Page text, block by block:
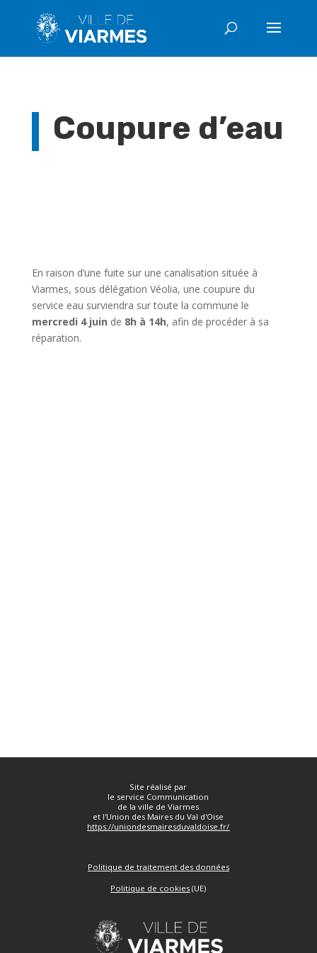
Coupure d’eau
En raison d’une fuite sur une canalisation située à
Viarmes, sous délégation Véolia, une coupure du
service eau surviendra sur toute la commune le
mercredi 4 juin de 8h à 14h, afin de procéder à sa
réparation.
Site réalisé par
le service Communication
de la ville de Viarmes
et l'Union des Maires du Val d'Oise
https://uniondesmairesduvaldoise.fr/
Politique de traitement des données
Politique de cookies (UE)